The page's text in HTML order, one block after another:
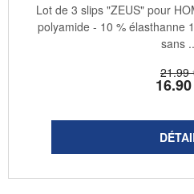
21.99
16.90
Lot de 3 slips "ZEUS" pour
polyamide - 10 % élasthanne
sans